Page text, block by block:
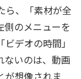
ら、「素材が全
側のメニューを
デオの時間」
ないのは、動画
が想像されま